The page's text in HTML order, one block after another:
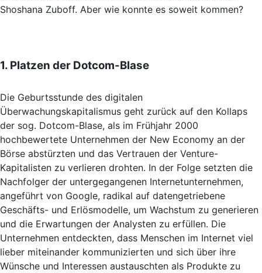
Shoshana Zuboff. Aber wie konnte es soweit kommen?
1. Platzen der Dotcom-Blase
Die Geburtsstunde des digitalen
Überwachungskapitalismus geht zurück auf den Kollaps
der sog. Dotcom-Blase, als im Frühjahr 2000
hochbewertete Unternehmen der New Economy an der
Börse abstürzten und das Vertrauen der Venture-
Kapitalisten zu verlieren drohten. In der Folge setzten die
Nachfolger der untergegangenen Internetunternehmen,
angeführt von Google, radikal auf datengetriebene
Geschäfts- und Erlösmodelle, um Wachstum zu generieren
und die Erwartungen der Analysten zu erfüllen. Die
Unternehmen entdeckten, dass Menschen im Internet viel
lieber miteinander kommunizierten und sich über ihre
Wünsche und Interessen austauschten als Produkte zu